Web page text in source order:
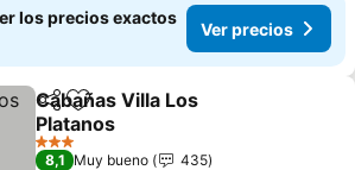
los precios exactos
Ver precios
CompartirAgregar a favoritos
Cabañas Villa Los
Platanos
3 Estrellas
8,1 Muy bueno
435